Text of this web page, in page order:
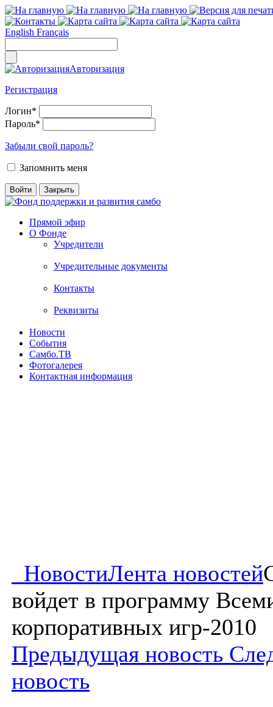
English Français
Авторизация
Регистрация
Логин*
Пароль*
Забыли свой пароль?
Запомнить меня
Прямой эфир
О Фонде
Учредители
Учредительные документы
Контакты
Реквизиты
Новости
События
Самбо.ТВ
Фотогалерея
Контактная информация
НовостиЛента новостей
войдет в программу
корпоративных игр-2010
Предыдущая новость
новость